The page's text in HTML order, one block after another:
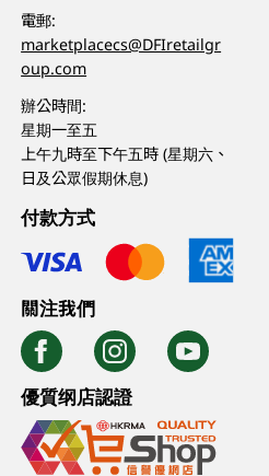
電郵:
marketplacecs@DFIretailgr
oup.com
辦公時間:
星期一至五
上午九時至下午五時 (星期六、
日及公眾假期休息)
付款方式
關注我們
優質纲店認證